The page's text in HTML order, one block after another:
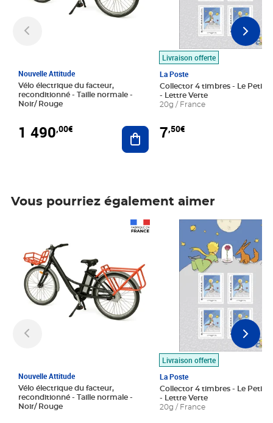
Nouvelle Attitude
Vélo électrique du facteur,
reconditionné - Taille normale -
Noir/ Rouge
1 490,00€ Ajouter au panier
Livraison offerte
La Poste
Collector 4 timbres - Le Petit
- Lettre Verte
20g / France
7,50€
Vous pourriez également aimer
Nouvelle Attitude
Vélo électrique du facteur,
reconditionné - Taille normale -
Noir/ Rouge
Livraison offerte
La Poste
Collector 4 timbres - Le Petit
- Lettre Verte
20g / France
Prix 7,50€